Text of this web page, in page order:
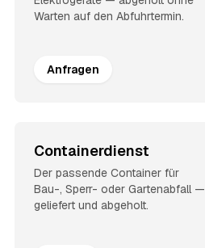
Warten auf den Abfuhrtermin.
Anfragen
Containerdienst
Der passende Container für
Bau-, Sperr- oder Gartenabfall —
geliefert und abgeholt.